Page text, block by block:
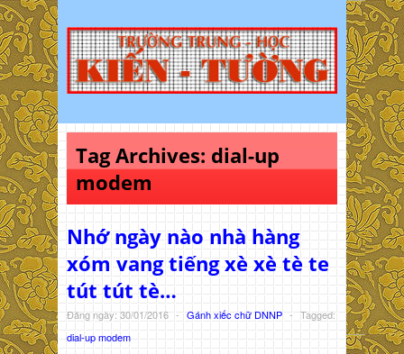
Tag Archives: dial-up
modem
Nhớ ngày nào nhà hàng
xóm vang tiếng xè xè tè te
tút tút tè…
Đăng ngày: 30/01/2016 - Gánh xiếc chữ DNNP - Tagged:
dial-up modem